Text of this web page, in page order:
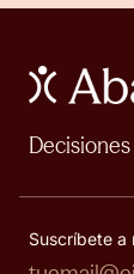
Suscríbete a